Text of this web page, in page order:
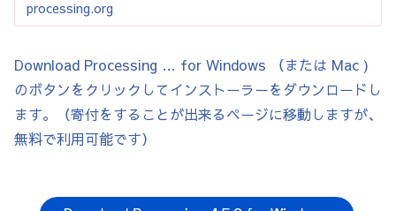
processing.org
Download Processing … for Windows （または Mac )
のボタンをクリックしてインストーラーをダウンロードし
ます。（寄付をすることが出来るページに移動しますが、
無料で利用可能です）